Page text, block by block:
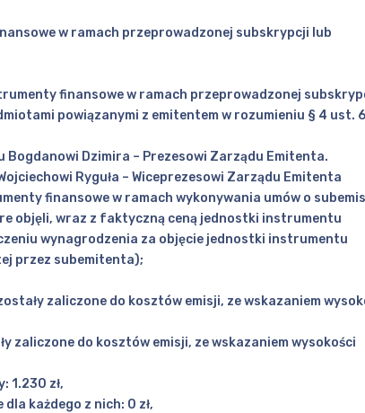
w ramach przeprowadzonej subskrypcji lub
finansowe w ramach przeprowadzonej
powiązanymi z emitentem w rozumieniu § 4 ust.
Dzimira – Prezesowi Zarządu Emitenta.
Ryguła – Wiceprezesowi Zarządu Emitenta
finansowe w ramach wykonywania umów o
objęli, wraz z faktyczną ceną jednostki instrumentu
wynagrodzenia za objęcie jednostki instrumentu
przez subemitenta);
zaliczone do kosztów emisji, ze wskazaniem
zaliczone do kosztów emisji, ze wskazaniem wysokości
1.230 zł,
każdego z nich: 0 zł,